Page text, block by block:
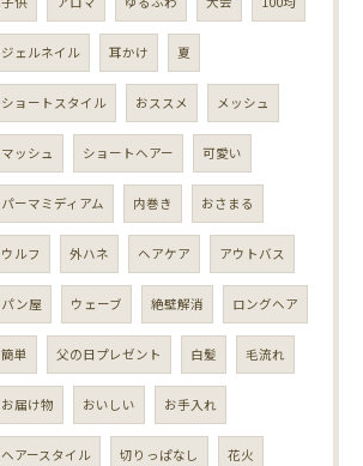
ジェルネイル 耳かけ 夏
ショートスタイル おススメ メッシュ
マッシュ ショートヘアー 可愛い
パーマミディアム 内巻き おさまる
ウルフ 外ハネ ヘアケア アウトバス
パン屋 ウェーブ 絶壁解消 ロングヘア
簡単 父の日プレゼント 白髪 毛流れ
お届け物 おいしい お手入れ
ヘアースタイル 切りっぱなし 花火